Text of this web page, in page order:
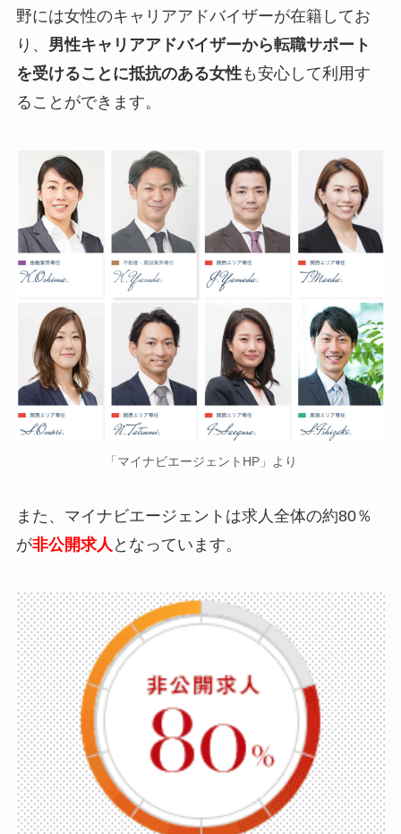
野には女性のキャリアアドバイザーが在籍してお
り、 男性キャリアアドバイザーから転職サポート
を受けることに抵抗のある女性も安心して利用す
ることができます。
「マイナビエージェントHP」より
また、マイナビエージェントは求人全体の約80％
が非公開求人 となっています。